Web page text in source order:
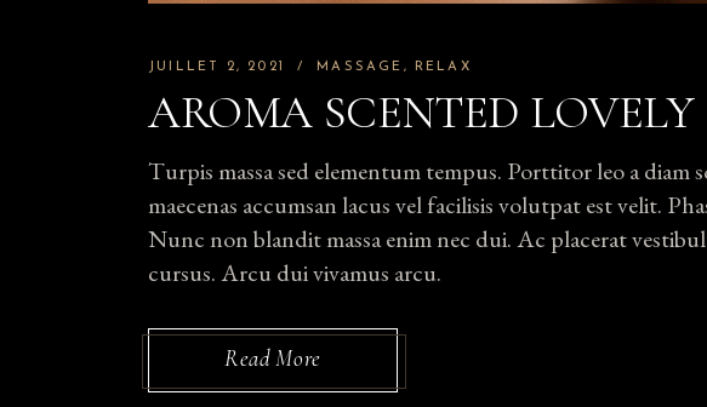
JUILLET 2, 2021 MASSAGE RELAX
AROMA SCENTED
Turpis massa sed elementum tempus. Porttitor leo a
maecenas accumsan lacus vel facilisis volutpat est velit.
Nunc non blandit massa enim nec dui. Ac placerat
cursus. Arcu dui vivamus arcu.
Read More